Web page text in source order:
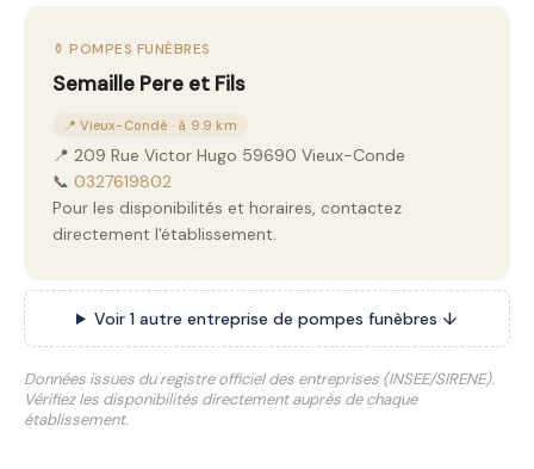
⚱️ POMPES FUNÈBRES
Semaille Pere et Fils
📍 Vieux-Condé · à 9.9 km
📍 209 Rue Victor Hugo 59690 Vieux-Conde
📞 0327619802
Pour les disponibilités et horaires, contactez
directement l'établissement.
Voir 1 autre entreprise de pompes funèbres ↓
Données issues du registre officiel des entreprises (INSEE/SIRENE).
Vérifiez les disponibilités directement auprès de chaque
établissement.